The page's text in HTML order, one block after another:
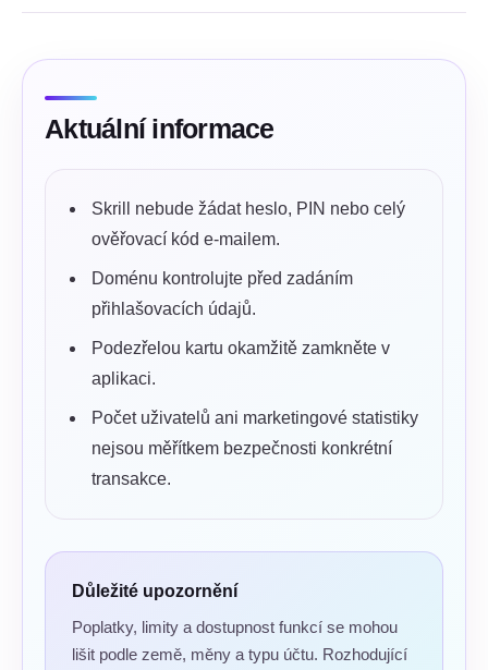
Aktuální informace
Skrill nebude žádat heslo, PIN nebo celý
ověřovací kód e-mailem.
Doménu kontrolujte před zadáním
přihlašovacích údajů.
Podezřelou kartu okamžitě zamkněte v
aplikaci.
Počet uživatelů ani marketingové statistiky
nejsou měřítkem bezpečnosti konkrétní
transakce.
Důležité upozornění
Poplatky, limity a dostupnost funkcí se mohou
lišit podle země, měny a typu účtu. Rozhodující